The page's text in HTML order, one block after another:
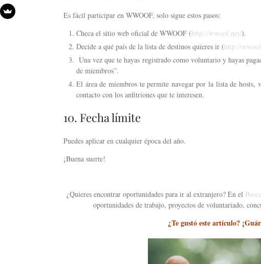
Es fácil participar en WWOOF, solo sigue estos pasos:
Checa el sitio web oficial de WWOOF (http://wwoof.net/).
Decide a qué país de la lista de destinos quieres ir (http://
Una vez que te hayas registrado como voluntario y hayas
de miembros”.
El área de miembros te permite navegar por la lista de
contacto con los anfitriones que te interesen.
10. Fecha límite
Puedes aplicar en cualquier época del año.
¡Buena suerte!
¿Quieres encontrar oportunidades para ir al extranjero? En el
oportunidades de trabajo, proyectos de voluntariado,
¿Te gustó este artículo?